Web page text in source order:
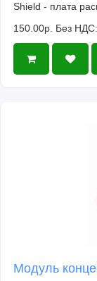
Shield - плата
150.00р. Без
Модуль